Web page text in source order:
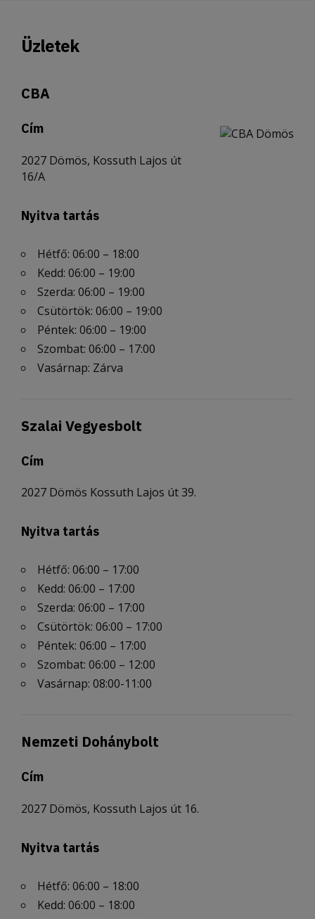
Üzletek
CBA
Cím
2027 Dömös, Kossuth Lajos út
16/A
Nyitva tartás
Hétfő: 06:00 – 18:00
Kedd: 06:00 – 19:00
Szerda: 06:00 – 19:00
Csütörtök: 06:00 – 19:00
Péntek: 06:00 – 19:00
Szombat: 06:00 – 17:00
Vasárnap: Zárva
Szalai Vegyesbolt
Cím
2027 Dömös Kossuth Lajos út 39.
Nyitva tartás
Hétfő: 06:00 – 17:00
Kedd: 06:00 – 17:00
Szerda: 06:00 – 17:00
Csütörtök: 06:00 – 17:00
Péntek: 06:00 – 17:00
Szombat: 06:00 – 12:00
Vasárnap: 08:00-11:00
Nemzeti Dohánybolt
Cím
2027 Dömös, Kossuth Lajos út 16.
Nyitva tartás
Hétfő: 06:00 – 18:00
Kedd: 06:00 – 18:00